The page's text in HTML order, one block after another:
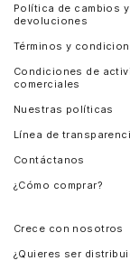
Política de cambios y
devoluciones
Términos y
Condiciones de
comerciales
Nuestras políticas
Línea de
Contáctanos
¿Cómo comprar?
Crece con nosotros
¿Quieres ser